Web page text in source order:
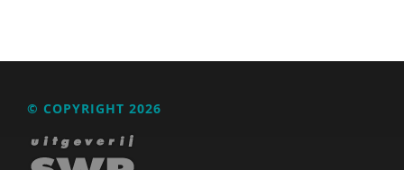
Inge Anthonijsz
© COPYRIGHT 2026